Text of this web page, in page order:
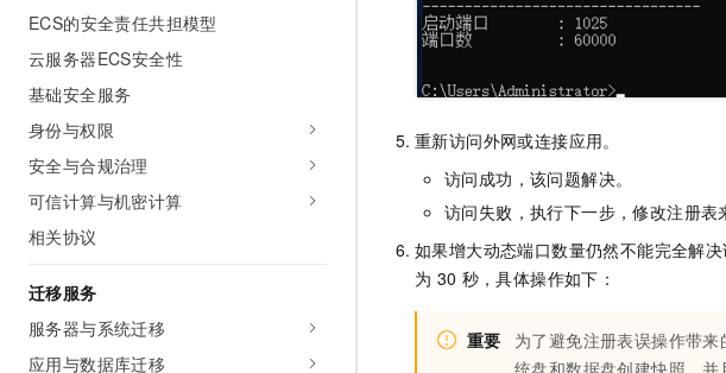
ECS的安全责任共担模型
云服务器ECS安全性
基础安全服务
身份与权限
安全与合规治理
可信计算与机密计算
相关协议
迁移服务
服务器与系统迁移
应用与数据库迁移
重新访问外网或连接应用。
访问成功，该问题解决。
访问失败，执行下一步，修改注册表
如果增大动态端口数量仍然不能完全解
为 30 秒，具体操作如下：
重要
为了避免注册表误操作带